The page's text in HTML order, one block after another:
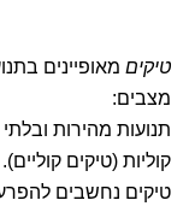
טיקים מאופיינים
מצבים:
תנועות מהירות
קוליות (טיקים קוליים).
טיקים נחשבים